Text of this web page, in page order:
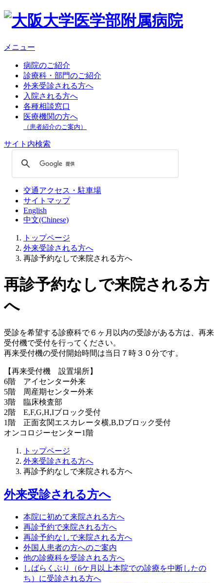
メニュー
病院のご紹介
診療科・部門のご紹介
外来受診される方へ
入院される方へ
各種相談窓口
医療機関の方へ
（患者紹介のご案内）
サイト内検索
交通アクセス・駐車場
サイトマップ
English
中文(Chinese)
トップページ
外来受診される方へ
再診予約なしで来院される方へ
再診予約なしで来院される方
へ
受診を希望する診療科で６ヶ月以内の受診がある方は、再来
受付機で受付を行ってください。
再来受付機の受付開始時間は当日７時３０分です。
【再来受付機 設置場所】
6階 アイセンター外来
5階 周産期センター外来
3階 臨床検査部
2階 E,F,G,H,Iブロック受付
1階 正面玄関エスカレータ横,B,Dブロック受付
オンコロジーセンター1階
トップページ
外来受診される方へ
再診予約なしで来院される方へ
外来受診される方へ
本院に初めて来院される方へ
再診予約で来院される方へ
再診予約なしで来院される方へ
外国人患者の方へのご案内
他の診療科を受診される方へ
しばらくぶり（6ケ月以上本院での診療を中断したの
ち）に受診される方へ